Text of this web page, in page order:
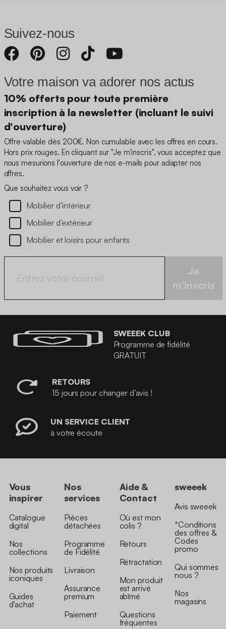
Suivez-nous
Votre maison va adorer nos actus
10% offerts pour toute première
inscription à la newsletter (incluant le suivi
d'ouverture)
Offre valable dès 200€. Non cumulable avec les offres en cours.
Hors prix rouges. En cliquant sur "Je m'inscris", vous acceptez que
nous mesurions l'ouverture de nos e-mails pour adapter nos
offres.
Que souhaitez vous voir ?
Mobilier d’intérieur
Mobilier d’extérieur
Mobilier et loisirs pour enfants
Je
m'inscris
SWEEEK CLUB
Programme de fidélité
GRATUIT
RETOURS
15 jours pour changer d’avis !
UN SERVICE CLIENT
à votre écoute
Vous
inspirer
Catalogue
digital
Nos
collections
Nos produits
iconiques
Guides
d’achat
Nos
services
Pièces
détachées
Programme
de Fidélité
Livraison
Assurance
premium
Paiement
Aide &
Contact
Où est mon
colis ?
Retours
Rétractation
Mon produit
est arrivé
abîmé
Questions
fréquentes
sweeek
Avis sweeek
*Conditions
des offres &
Codes
promo
Qui sommes
nous ?
Nos
magasins